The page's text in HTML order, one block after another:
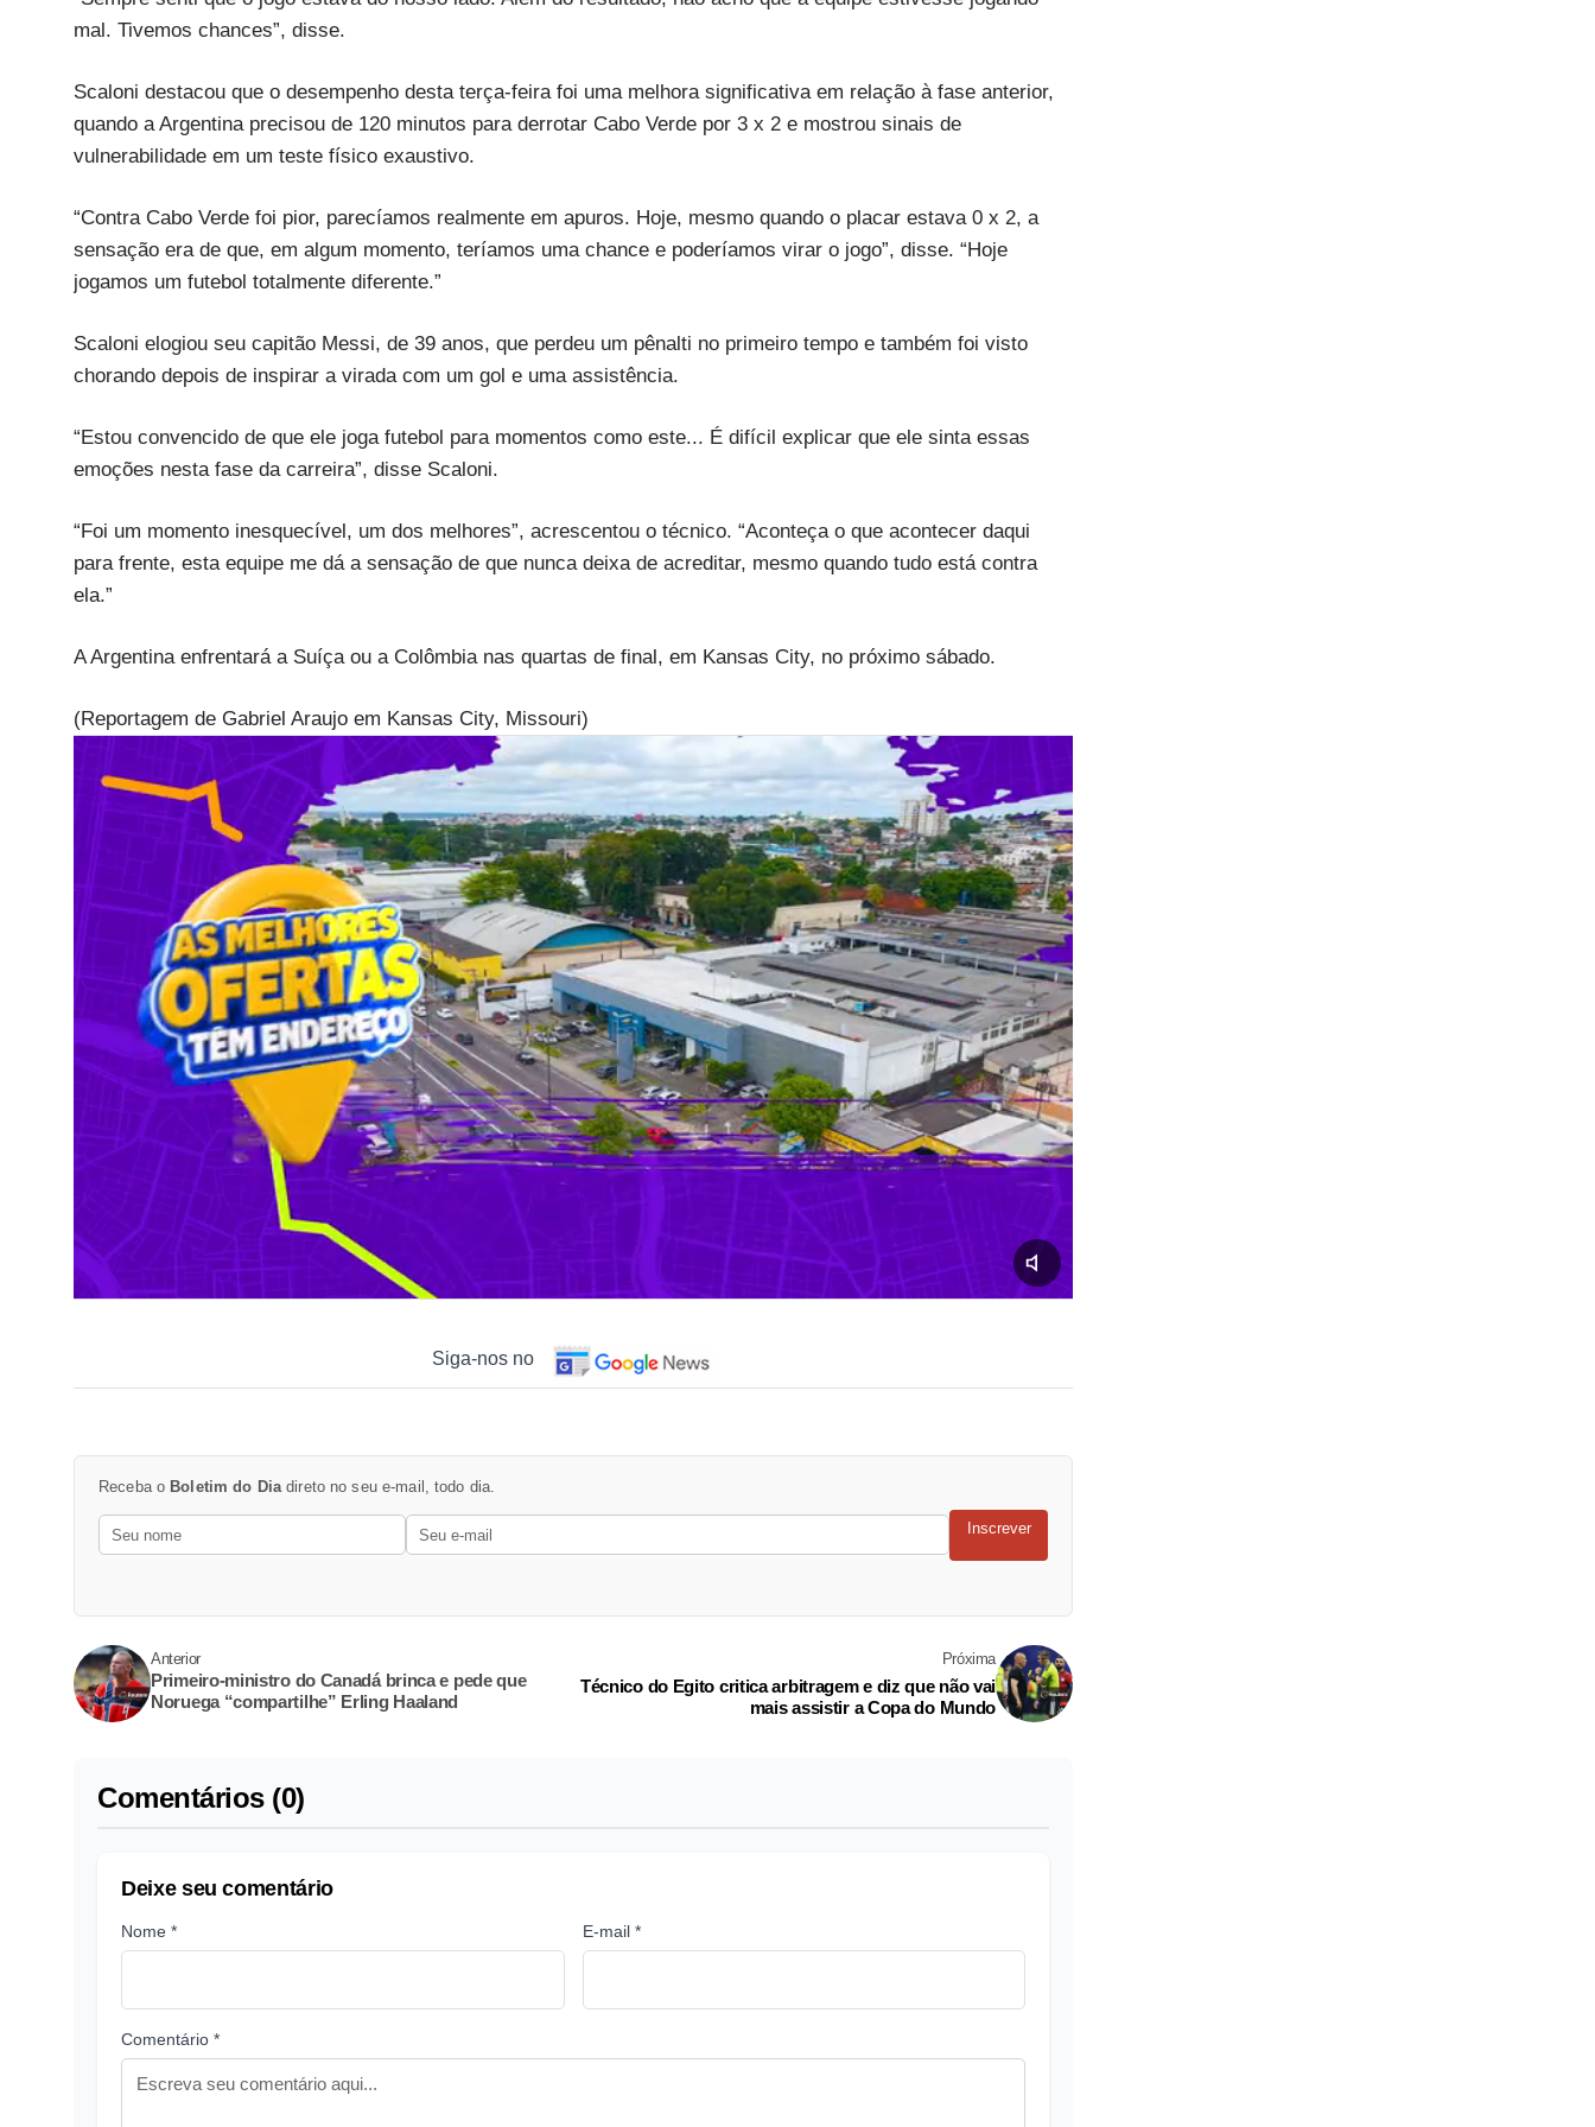
mal. Tivemos chances”, disse.
Scaloni destacou que o desempenho desta terça-feira foi uma melhora significativa em relação à fase anterior,
quando a Argentina precisou de 120 minutos para derrotar Cabo Verde por 3 x 2 e mostrou sinais de
vulnerabilidade em um teste físico exaustivo.
“Contra Cabo Verde foi pior, parecíamos realmente em apuros. Hoje, mesmo quando o placar estava 0 x 2, a
sensação era de que, em algum momento, teríamos uma chance e poderíamos virar o jogo”, disse. “Hoje
jogamos um futebol totalmente diferente.”
Scaloni elogiou seu capitão Messi, de 39 anos, que perdeu um pênalti no primeiro tempo e também foi visto
chorando depois de inspirar a virada com um gol e uma assistência.
“Estou convencido de que ele joga futebol para momentos como este... É difícil explicar que ele sinta essas
emoções nesta fase da carreira”, disse Scaloni.
“Foi um momento inesquecível, um dos melhores”, acrescentou o técnico. “Aconteça o que acontecer daqui
para frente, esta equipe me dá a sensação de que nunca deixa de acreditar, mesmo quando tudo está contra
ela.”
A Argentina enfrentará a Suíça ou a Colômbia nas quartas de final, em Kansas City, no próximo sábado.
(Reportagem de Gabriel Araujo em Kansas City, Missouri)
Siga-nos no
Receba o Boletim do Diadireto no seu e-mail, todo dia.
Inscrever
Anterior
Primeiro-ministro do Canadá brinca e pede que
Noruega “compartilhe” Erling Haaland
Próxima
Técnico do Egito critica arbitragem e diz que não vai
mais assistir a Copa do Mundo
Comentários (0)
Deixe seu comentário
Nome * E-mail *
Comentário *